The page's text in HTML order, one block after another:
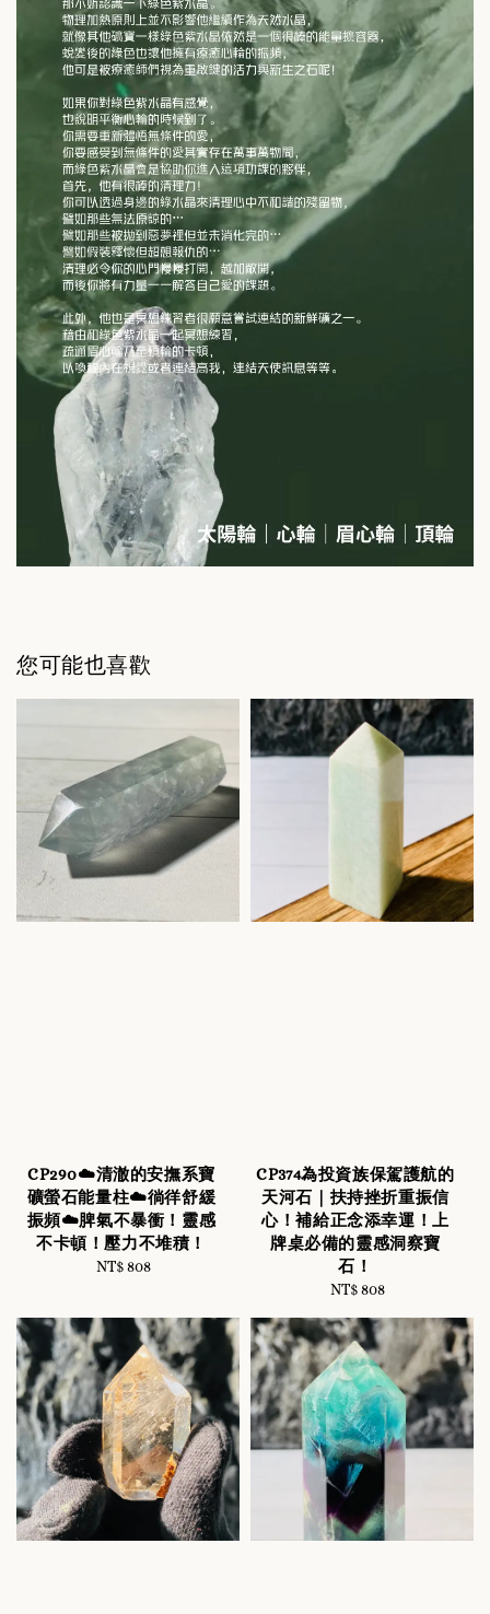
您可能也喜歡
CP290☁️清澈的安撫系寶
礦螢石能量柱☁️徜徉舒緩
振頻☁️脾氣不暴衝！靈感
不卡頓！壓力不堆積！
Regular
NT$ 808
CP374為投資族保駕護航的
天河石｜扶持挫折重振信
心！補給正念添幸運！上
牌桌必備的靈感洞察寶
石！
Regular
NT$ 808